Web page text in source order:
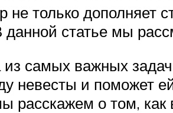
не только
статье мы
самых важных
невесты и поможет
расскажем о том,